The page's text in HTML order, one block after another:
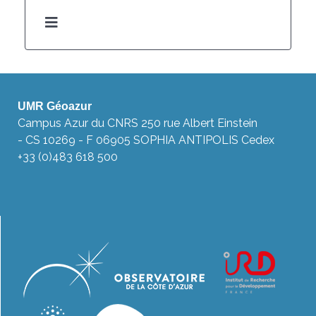
UMR Géoazur
Campus Azur du CNRS 250 rue Albert Einstein
- CS 10269 - F 06905 SOPHIA ANTIPOLIS Cedex
+33 (0)483 618 500